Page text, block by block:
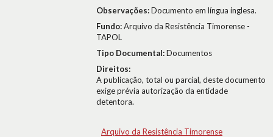
Observações:Documento em língua inglesa.
Fundo:Arquivo da Resistência Timorense -
TAPOL
Tipo Documental:Documentos
Direitos:
A publicação, total ou parcial, deste documento
exige prévia autorização da entidade
detentora.
Arquivo da Resistência Timorense